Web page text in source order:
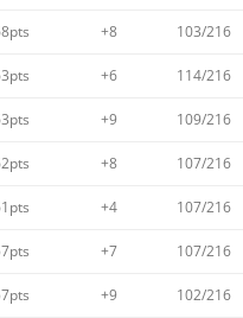
+8 103/216
+6 114/216
+9 109/216
+8 107/216
+4 107/216
+7 107/216
+9 102/216